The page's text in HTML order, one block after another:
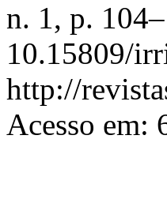
n. 1, p.
10.15809/
http://
Acesso em: